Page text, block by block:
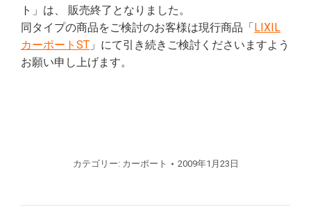
ト」は、 販売終了となりました。
同タイプの商品をご検討のお客様は現行商品「LIXIL
カーポートST 」にて引き続きご検討くださいますよう
お願い申し上げます。
カテゴリー: カーポート 2009年1月23日